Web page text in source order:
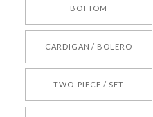
2026/05/24
BOTTOM
CARDIGAN / BOLERO
TWO-PIECE / SET